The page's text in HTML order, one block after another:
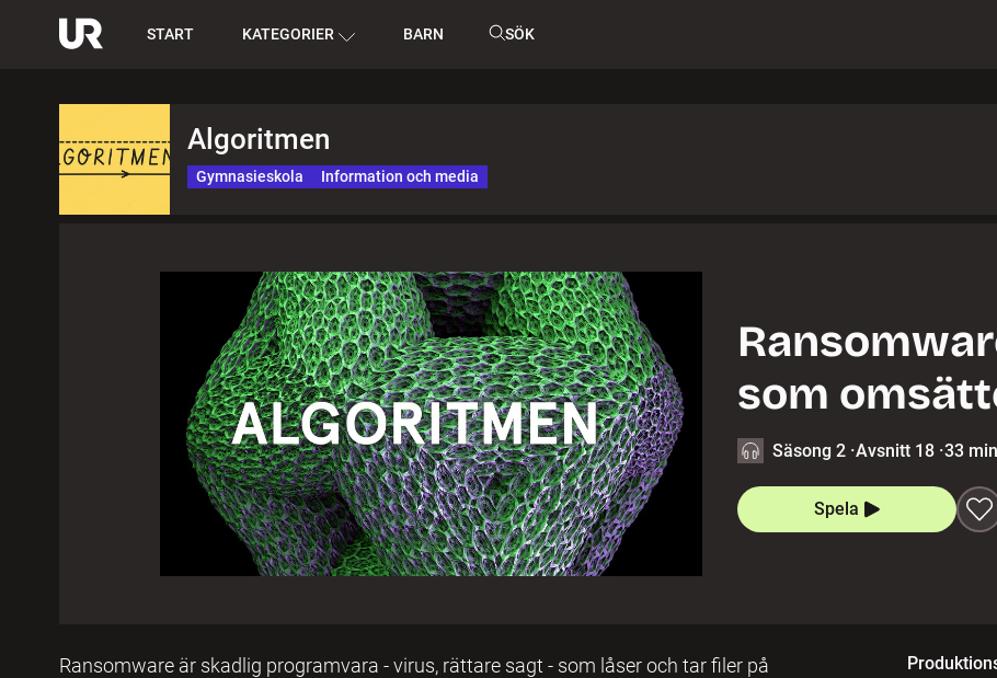
START KATEGORIER BARN SÖK
Algoritmen
Gymnasieskola Information och media
som
Säsong 2 ·Avsnitt 18 ·33 min
Spela
Ransomware är skadlig programvara - virus, rättare sagt - som låser och tar filer på